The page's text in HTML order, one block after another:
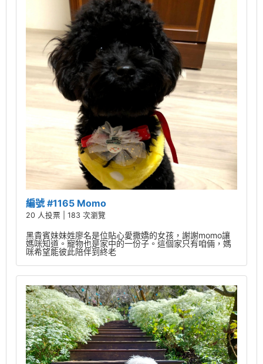
編號 #1165 Momo
20 人投票 | 183 次瀏覽
黑貴賓妹妹姓廖名是位貼心愛撒嬌的女孩，謝謝momo讓
媽咪知道。寵物也是家中的一份子。這個家只有咱倆，媽
咪希望能彼此陪伴到終老